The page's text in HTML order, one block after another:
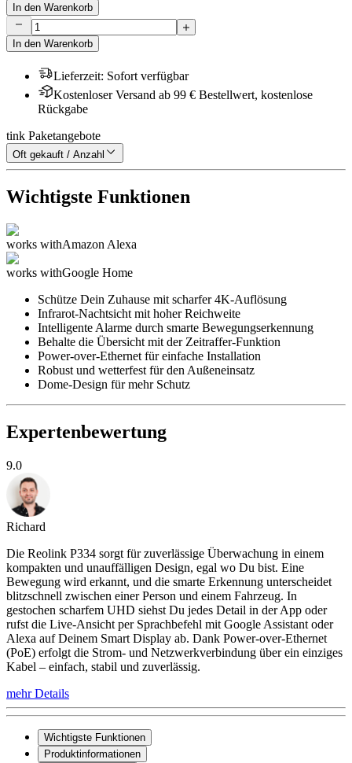
In den Warenkorb
In den Warenkorb
Lieferzeit: Sofort verfügbar
Kostenloser Versand ab 99 € Bestellwert, kostenlose
Rückgabe
tink Paketangebote
Oft gekauft / Anzahl
Wichtigste Funktionen
works withAmazon Alexa
works withGoogle Home
Schütze Dein Zuhause mit scharfer 4K-Auflösung
Infrarot-Nachtsicht mit hoher Reichweite
Intelligente Alarme durch smarte Bewegungserkennung
Behalte die Übersicht mit der Zeitraffer-Funktion
Power-over-Ethernet für einfache Installation
Robust und wetterfest für den Außeneinsatz
Dome-Design für mehr Schutz
Expertenbewertung
9.0
Richard
Die Reolink P334 sorgt für zuverlässige Überwachung in einem
kompakten und unauffälligen Design, egal wo Du bist. Eine
Bewegung wird erkannt, und die smarte Erkennung unterscheidet
blitzschnell zwischen einer Person und einem Fahrzeug. In
gestochen scharfem UHD siehst Du jedes Detail in der App oder
rufst die Live-Ansicht per Sprachbefehl mit Google Assistant oder
Alexa auf Deinem Smart Display ab. Dank Power-over-Ethernet
(PoE) erfolgt die Strom- und Netzwerkverbindung über ein einziges
Kabel – einfach, stabil und zuverlässig.
mehr Details
Wichtigste Funktionen
Produktinformationen